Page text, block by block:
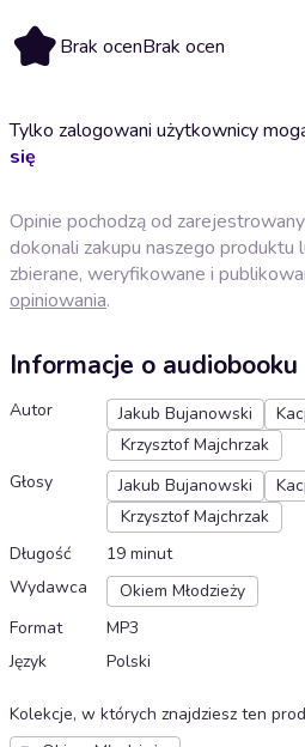
Brak ocenBrak ocen
Tylko zalogowani użytkownicy
się
Opinie pochodzą od
dokonali zakupu naszego produktu
zbierane, weryfikowane i
opiniowania.
Informacje o audiobooku
Autor Jakub Bujanowski
Krzysztof Majchrzak
Głosy
Jakub Bujanowski
Krzysztof Majchrzak
Długość
19 minut
Wydawca
Okiem Młodzieży
Format
MP3
Język
Polski
Kolekcje, w których znajdziesz ten